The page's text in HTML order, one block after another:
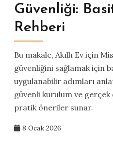
Güvenliği:
Rehberi
Bu makale, Akıllı Ev için
güvenliğini sağlamak için
uygulanabilir adımları
güvenli kurulum ve
pratik öneriler sunar.
8 Ocak 2026